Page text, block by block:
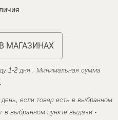
МАГАЗИНАХ
1-2 дня . Минимальная сумма
если товар есть в выбранном
в выбранном пункте выдачи -